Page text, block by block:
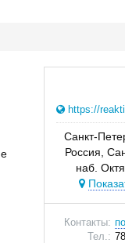
https://
Санкт-
Россия,
наб.
Контакты:
Тел.: